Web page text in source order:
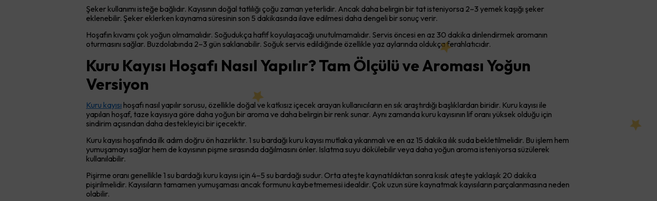
Şeker kullanımı isteğe bağlıdır. Kayısının doğal tatlılığı çoğu zaman yeterlidir. Ancak daha belirgin bir tat isteniyorsa 2–3 yemek kaşığı şeker
eklenebilir. Şeker eklerken kaynama süresinin son 5 dakikasında ilave edilmesi daha dengeli bir sonuç verir.
Hoşafın kıvamı çok yoğun olmamalıdır. Soğudukça hafif koyulaşacağı unutulmamalıdır. Servis öncesi en az 30 dakika dinlendirmek aromanın
oturmasını sağlar. Buzdolabında 2–3 gün saklanabilir. Soğuk servis edildiğinde özellikle yaz aylarında oldukça ferahlatıcıdır.
Kuru Kayısı Hoşafı Nasıl Yapılır? Tam Ölçülü ve Aroması Yoğun
Versiyon
Kuru kayısı hoşafı nasıl yapılır sorusu, özellikle doğal ve katkısız içecek arayan kullanıcıların en sık araştırdığı başlıklardan biridir. Kuru kayısı ile
yapılan hoşaf, taze kayısıya göre daha yoğun bir aroma ve daha belirgin bir renk sunar. Aynı zamanda kuru kayısının lif oranı yüksek olduğu için
sindirim açısından daha destekleyici bir içecektir.
Kuru kayısı hoşafında ilk adım doğru ön hazırlıktır. 1 su bardağı kuru kayısı mutlaka yıkanmalı ve en az 15 dakika ılık suda bekletilmelidir. Bu işlem hem
yumuşamayı sağlar hem de kayısının pişme sırasında dağılmasını önler. Islatma suyu dökülebilir veya daha yoğun aroma isteniyorsa süzülerek
kullanılabilir.
Pişirme oranı genellikle 1 su bardağı kuru kayısı için 4–5 su bardağı sudur. Orta ateşte kaynatıldıktan sonra kısık ateşte yaklaşık 20 dakika
pişirilmelidir. Kayısıların tamamen yumuşaması ancak formunu kaybetmemesi idealdir. Çok uzun süre kaynatmak kayısıların parçalanmasına neden
olabilir.